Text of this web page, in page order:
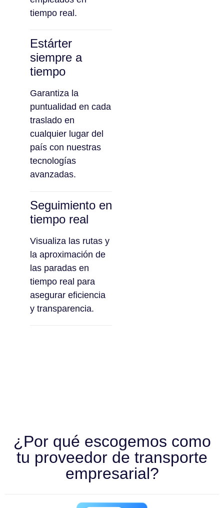
tiempo real.
Estárter
siempre a
tiempo
Garantiza la
puntualidad en cada
traslado en
cualquier lugar del
país con nuestras
tecnologías
avanzadas.
Seguimiento en
tiempo real
Visualiza las rutas y
la aproximación de
las paradas en
tiempo real para
asegurar eficiencia
y transparencia.
¿Por qué escogemos como
tu proveedor de transporte
empresarial?